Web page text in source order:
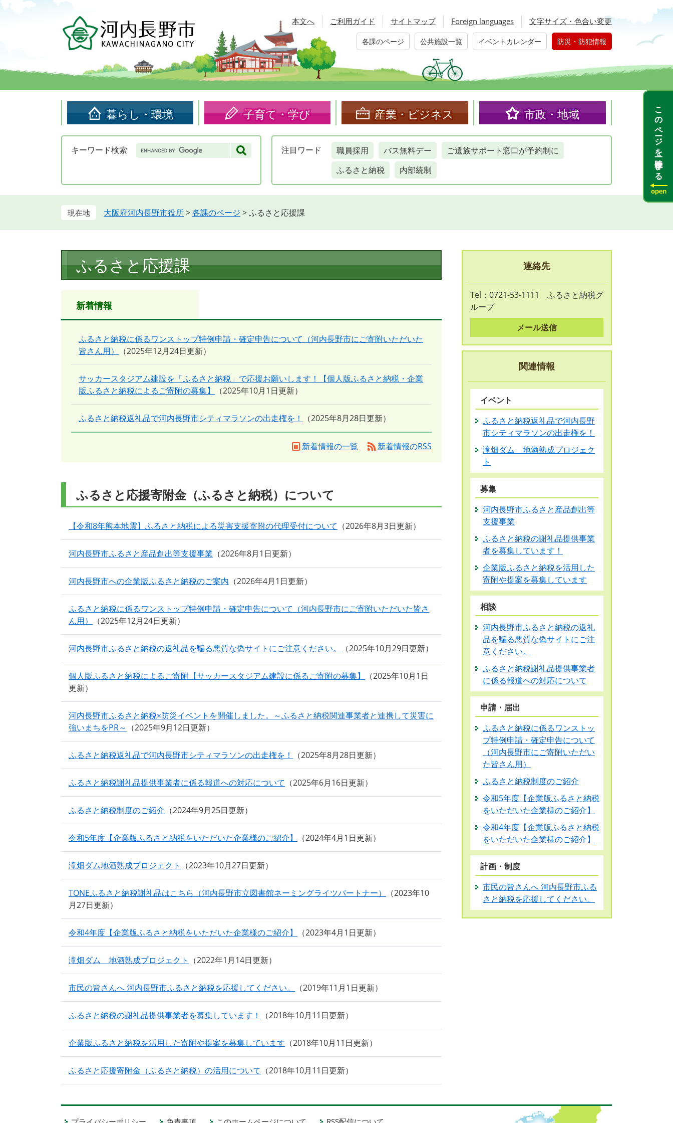
頭
す。
飛
し
本文へ ご利用ガイド サイトマップ Foreign languages 文字サイズ・色合い変更
各課のページ 公共施設一覧 イベントカレンダー 防災・防犯情報
暮らし・環境 子育て・学び 産業・ビジネス 市政・地域
キーワード検索 Google
カ
検
注目 ワード 職員採用 バス無料デー
ご遺族サポート窓口が予約制に
ふるさと納税
内部統制
大阪府河内長野市役所>各課のページ >ふるさと応援課
文
ふるさと応援課
新着情報
ふるさと納税に係るワンストップ特例申請・確定申告について（河内長野市にご寄附いただいた
皆さん用）
2025年12月24日更新
サッカースタジアム建設を「ふるさと納税」で応援お願いします！【個人版ふるさと納税・企業
版ふるさと納税によるご寄附の募集】
2025年10月1日更新
ふるさと納税返礼品で河内長野市シティマラソンの出走権を！ 2025年8月28日更新
新着情報の一覧 新着情報のRSS
ふるさと応援寄附金（ふるさと納税）について
【令和8年熊本地震】ふるさと納税による災害支援寄附の代理受付について 2026年8月3日更新
河内長野市ふるさと産品創出等支援事業 2026年8月1日更新
河内長野市への企業版ふるさと納税のご案内 2026年4月1日更新
ふるさと納税に係るワンストップ特例申請・確定申告について（河内長野市にご寄附いただいた皆さ
ん用）
2025年12月24日更新
河内長野市ふるさと納税の返礼品を騙る悪質な偽サイトにご注意ください。 2025年10月29日更新
個人版ふるさと納税によるご寄附【サッカースタジアム建設に係るご寄附の募集】
2025年10月1日
更新
河内長野市ふるさと納税×防災イベントを開催しました。～ふるさと納税関連事業者と連携して災害に
強いまちをPR～
2025年9月12日更新
ふるさと納税返礼品で河内長野市シティマラソンの出走権を！ 2025年8月28日更新
ふるさと納税謝礼品提供事業者に係る報道への対応について 2025年6月16日更新
ふるさと納税制度のご紹介 2024年9月25日更新
令和5年度【企業版ふるさと納税をいただいた企業様のご紹介】 2024年4月1日更新
滝畑ダム地酒熟成プロジェクト 2023年10月27日更新
TONEふるさと納税謝礼品はこちら（河内長野市立図書館ネーミングライツパートナー）
2023年10
月27日更新
令和4年度【企業版ふるさと納税をいただいた企業様のご紹介】 2023年4月1日更新
滝畑ダム 地酒熟成プロジェクト 2022年1月14日更新
市民の皆さんへ 河内長野市ふるさと納税を応援してください。 2019年11月1日更新
ふるさと納税の謝礼品提供事業者を募集しています！ 2018年10月11日更新
企業版ふるさと納税を活用した寄附や提案を募集しています 2018年10月11日更新
ふるさと応援寄附金（ふるさと納税）の活用について 2018年10月11日更新
連絡先
Tel：0721-53-1111
ふるさと納税グ
ループ
メール送信
関連情報
イベント
ふるさと納税返礼品で河内長野
市シティマラソンの出走権を！
滝畑ダム 地酒熟成プロジェク
ト
募集
河内長野市ふるさと産品創出等
支援事業
ふるさと納税の謝礼品提供事業
者を募集しています！
企業版ふるさと納税を活用した
寄附や提案を募集しています
相談
河内長野市ふるさと納税の返礼
品を騙る悪質な偽サイトにご注
意ください。
ふるさと納税謝礼品提供事業者
に係る報道への対応について
申請・届出
ふるさと納税に係るワンストッ
プ特例申請・確定申告について
（河内長野市にご寄附いただい
た皆さん用）
ふるさと納税制度のご紹介
令和5年度【企業版ふるさと納税
をいただいた企業様のご紹介】
令和4年度【企業版ふるさと納税
をいただいた企業様のご紹介】
計画・制度
市民の皆さんへ 河内長野市ふる
さと納税を応援してください。
このページを一時保存する